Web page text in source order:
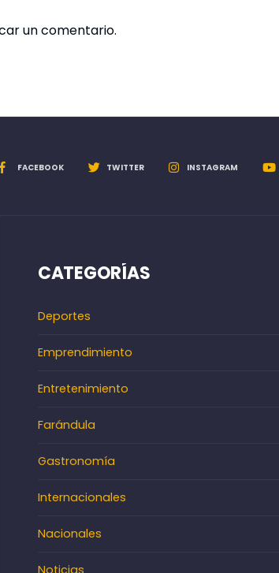
un comentario.
FACEBOOK TWITTER INSTAGRAM
CATEGORÍAS
Deportes
Emprendimiento
Entretenimiento
Farándula
Gastronomía
Internacionales
Nacionales
Noticias